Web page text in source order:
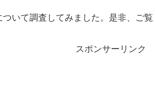
いて調査してみました。是非、ご覧
スポンサーリンク